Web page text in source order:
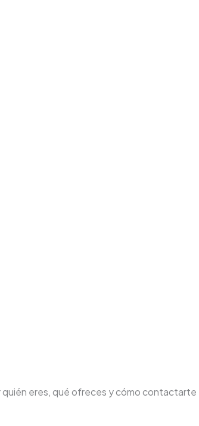
quién eres, qué ofreces y cómo contactarte